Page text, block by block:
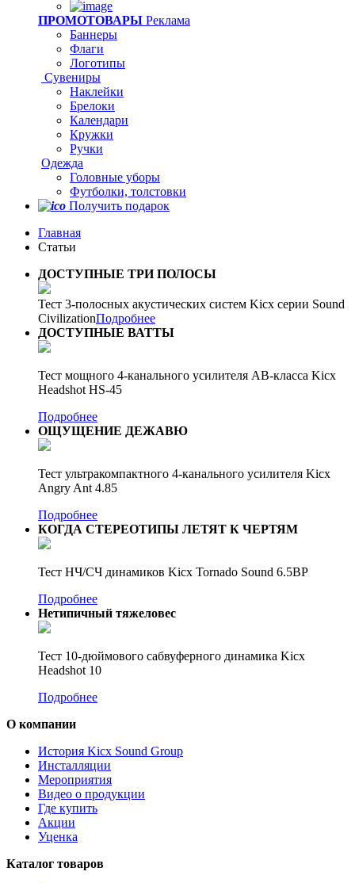
ПРОМОТОВАРЫ Реклама
Баннеры
Флаги
Логотипы
Сувениры
Наклейки
Брелоки
Календари
Кружки
Ручки
Одежда
Головные уборы
Футболки, толстовки
Получить подарок
Главная
Статьи
ДОСТУПНЫЕ ТРИ ПОЛОСЫ
Тест 3-полосных акустических систем Kicx серии Sound
CivilizationПодробнее
ДОСТУПНЫЕ ВАТТЫ
Тест мощного 4-канального усилителя AB-класса Kicx
Headshot HS-45
Подробнее
ОЩУЩЕНИЕ ДЕЖАВЮ
Тест ультракомпактного 4-канального усилителя Kicx
Angry Ant 4.85
Подробнее
КОГДА СТЕРЕОТИПЫ ЛЕТЯТ К ЧЕРТЯМ
Тест НЧ/СЧ динамиков Kicx Tornado Sound 6.5BP
Подробнее
Нетипичный тяжеловес
Тест 10-дюймового сабвуферного динамика Kicx
Headshot 10
Подробнее
О компании
История Kicx Sound Group
Инсталляции
Мероприятия
Видео о продукции
Где купить
Акции
Уценка
Каталог товаров